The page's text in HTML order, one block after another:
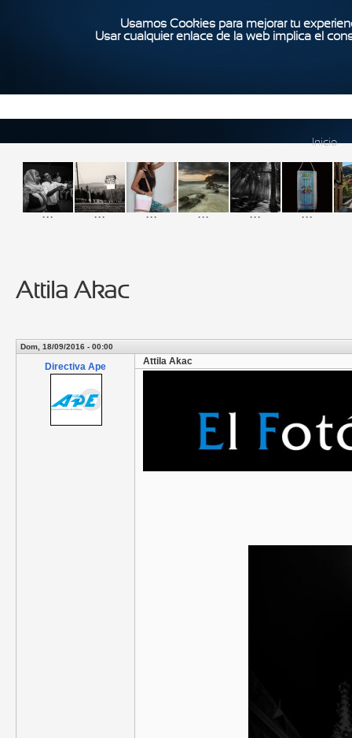
Usamos Cookies para mejorar tu
Usar cualquier enlace de la web implica el
Inicio
... ... ... ... ... ...
Attila Akac
Dom, 18/09/2016 - 00:00
Directiva Ape Attila Akac